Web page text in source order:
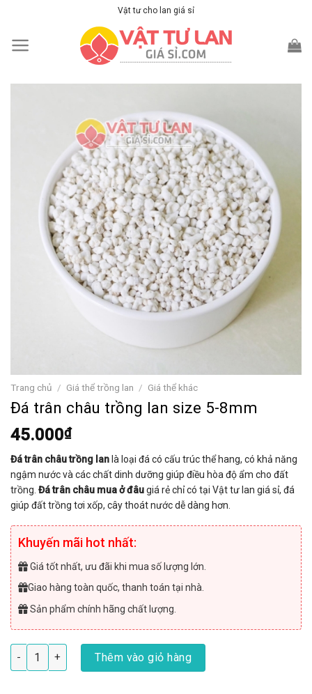
content
Vật tư cho lan giá sỉ
Trang chủ / Giá thể trồng lan / Giá thể khác
Đá trân châu trồng lan size 5-8mm
45.000₫
Đá trân châu trồng lan là loại đá có cấu trúc thể hang, có khả năng
ngậm nước và các chất dinh dưỡng giúp điều hòa độ ẩm cho đất
trồng. Đá trân châu mua ở đâugiá rẻ chỉ có tại Vật tư lan giá sỉ, đá
giúp đất trồng tơi xốp, cây thoát nước dễ dàng hơn.
Khuyến mãi hot nhất:
Giá tốt nhất, ưu đãi khi mua số lượng lớn.
Giao hàng toàn quốc, thanh toán tại nhà.
Sản phẩm chính hãng chất lượng.
Đá trân châu trồng lan size 5-8mm số lượng
Thêm vào giỏ hàng